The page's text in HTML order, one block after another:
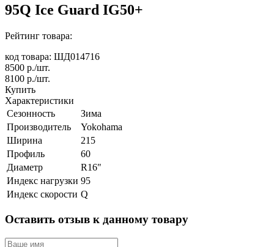
95Q Ice Guard IG50+
Рейтинг товара:
код товара: ШД014716
8500 р./шт.
8100 р./шт.
Купить
Характеристики
Сезонность
Зима
Производитель
Yokohama
Ширина
215
Профиль
60
Диаметр
R16"
Индекс нагрузки 95
Индекс скорости Q
Оставить отзыв к данному товару